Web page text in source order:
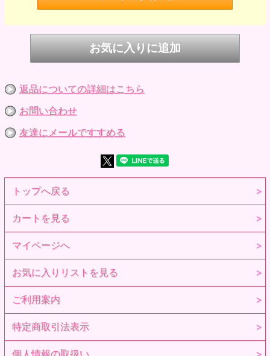
返品についての詳細はこちら
お問い合わせ
友達にメールですすめる
トップへ戻る
カートを見る
マイページへ
お気に入りリストを見る
ご利用案内
特定商取引法表示
個人情報の取扱い